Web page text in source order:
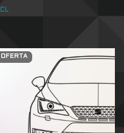
OFERTA